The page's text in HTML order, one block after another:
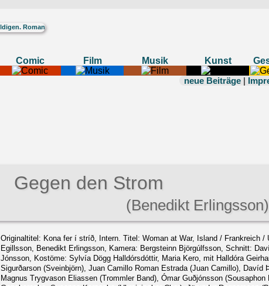
Comic Film Musik Kunst
neue Beiträge |
Gegen den Strom
(Benedikt Erlingsson)
Originaltitel: Kona fer í stríð, Intern. Titel: Woman at War, Island / Frankreich /
Egillsson, Benedikt Erlingsson, Kamera: Bergsteinn Björgúlfsson, Schnitt:
Jónsson, Kostöme: Sylvía Dögg Halldórsdóttir, Maria Kero, mit Halldóra
Sigurðarson (Sveinbjörn), Juan Camillo Roman Estrada (Juan Camillo), Davíd
Magnus Trygvason Eliassen (Trommler Band), Ómar Guðjónsson